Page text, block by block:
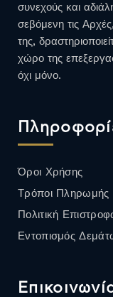
συνεχούς και
σεβόμενη τις
της,
χώρο της
όχι μόνο.
Όροι Χρήσης
Τρόποι
Πολιτική
Εντοπισμός